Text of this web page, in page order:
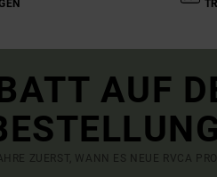
AUF
ZUERST, WANN ES NEUE RVCA